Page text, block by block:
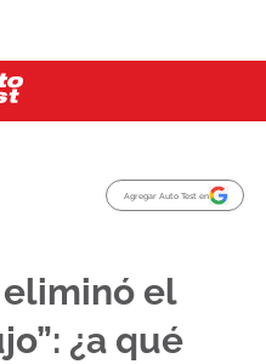
Agregar Auto Test en
eliminó el
¿a qué